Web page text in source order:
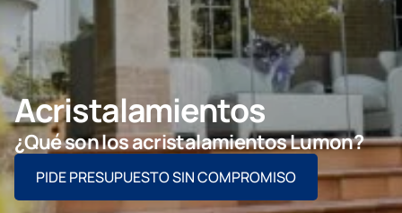
Profesionales
Contacto
PIDE ASESORAMIENTO AQUÍ
Acristalamientos
¿Qué son los acristalamientos Lumon?
PIDE PRESUPUESTO SIN COMPROMISO